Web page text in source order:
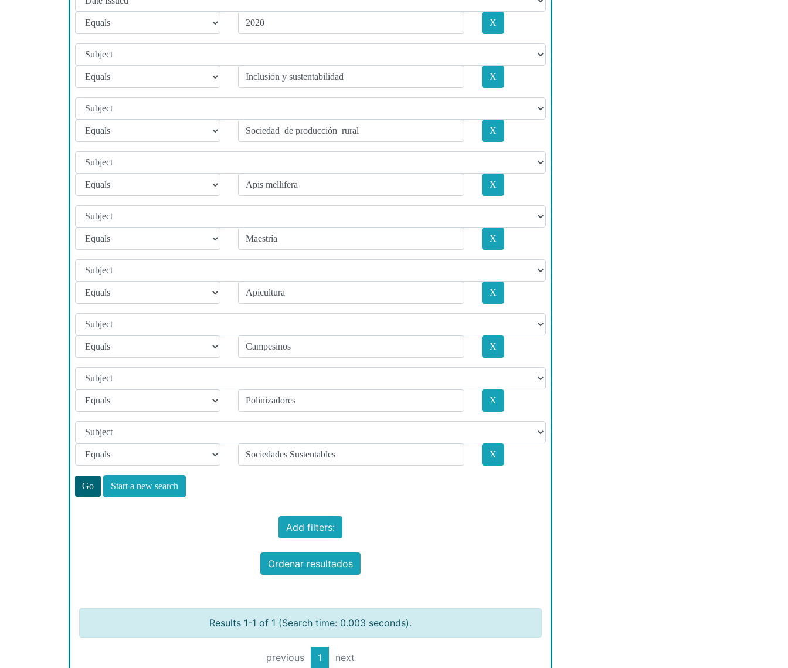
Start a new search
Add filters:
Ordenar resultados
Results 1-1 of 1 (Search time: 0.003 seconds).
previous 1 next